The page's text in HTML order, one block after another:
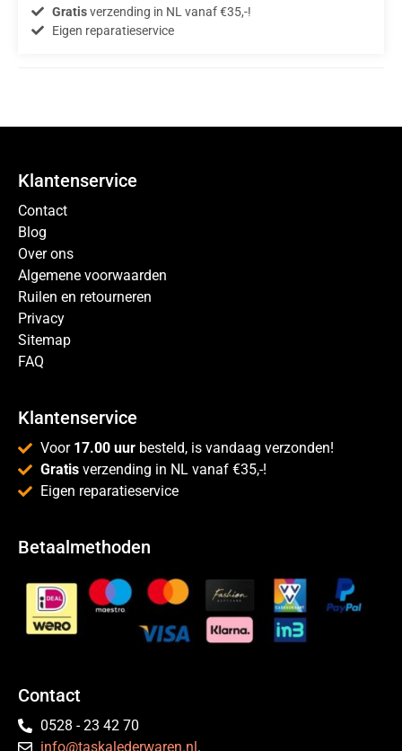
Gratisverzending in NL vanaf €35,-!
Eigen reparatieservice
Klantenservice
Contact
Blog
Over ons
Algemene voorwaarden
Ruilen en retourneren
Privacy
Sitemap
FAQ
Klantenservice
Voor 17.00 uur besteld, is vandaag verzonden!
Gratis verzending in NL vanaf €35,-!
Eigen reparatieservice
Betaalmethoden
Contact
0528 - 23 42 70
info@taskalederwaren.nl.